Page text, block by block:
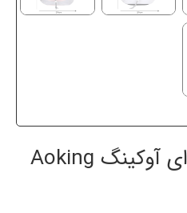
کوله پشتی مدرسه ای آوکینگ Aoking